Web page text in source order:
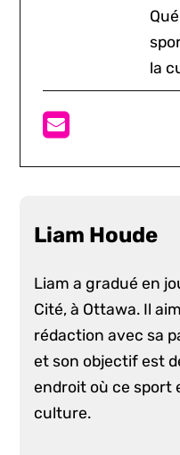
la
Liam Houde
Liam a gradué en
Cité, à Ottawa. Il
rédaction avec sa
et son objectif est
endroit où ce sport
culture.